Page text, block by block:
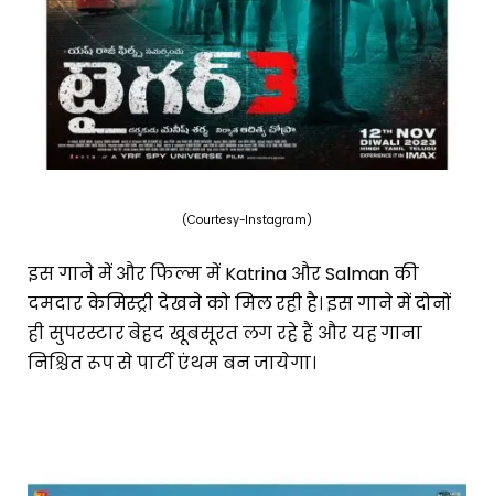
(Courtesy-Instagram)
इस गाने में और फिल्म में Katrina और Salman की
दमदार केमिस्ट्री देखने को मिल रही है। इस गाने में दोनों
ही सुपरस्टार बेहद खूबसूरत लग रहे हैं और यह गाना
निश्चित रूप से पार्टी एंथम बन जायेगा।